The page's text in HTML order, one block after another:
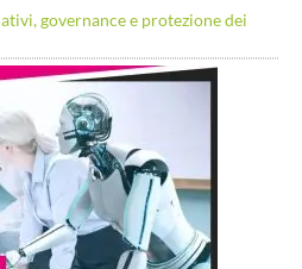
governance e protezione dei